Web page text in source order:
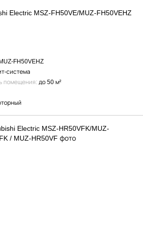
Electric MSZ-FH50VE/MUZ-FH50VEHZ
FH50VEHZ
система
помещения до 50 м²